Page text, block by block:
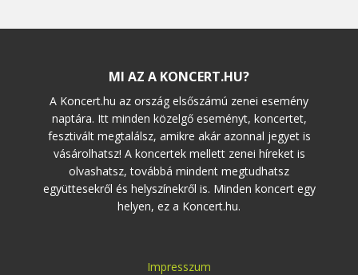
MI AZ A KONCERT.HU?
A Koncert.hu az ország elsőszámú zenei esemény
naptára. Itt minden közelgő eseményt, koncertet,
fesztivált megtalálsz, amikre akár azonnal jegyet is
vásárolhatsz! A koncertek mellett zenei híreket is
olvashatsz, továbbá mindent megtudhatsz
együttesekről és helyszínekről is. Minden koncert egy
helyen, ez a Koncert.hu.
Impresszum